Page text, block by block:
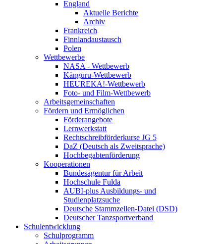
England
Aktuelle Berichte
Archiv
Frankreich
Finnlandaustausch
Polen
Wettbewerbe
NASA - Wettbewerb
Känguru-Wettbewerb
HEUREKA!-Wettbewerb
Foto- und Film-Wettbewerb
Arbeitsgemeinschaften
Fördern und Ermöglichen
Förderangebote
Lernwerkstatt
Rechtschreibförderkurse JG 5
DaZ (Deutsch als Zweitsprache)
Hochbegabtenförderung
Kooperationen
Bundesagentur für Arbeit
Hochschule Fulda
AUBI-plus Ausbildungs- und
Studienplatzsuche
Deutsche Stammzellen-Datei (DSD)
Deutscher Tanzsportverband
Schulentwicklung
Schulprogramm